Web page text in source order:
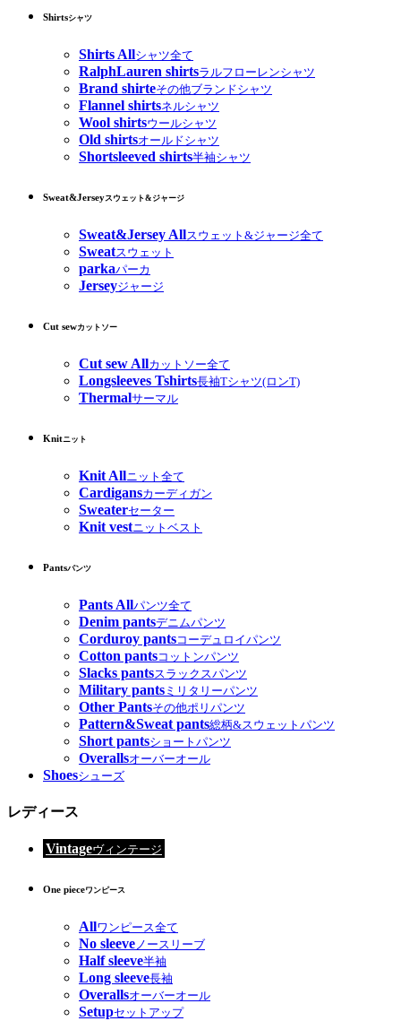
Shirtsシャツ
Shirts Allシャツ全て
RalphLauren shirtsラルフローレンシャツ
Brand shirteその他ブランドシャツ
Flannel shirtsネルシャツ
Wool shirtsウールシャツ
Old shirtsオールドシャツ
Shortsleeved shirts半袖シャツ
Sweat&Jerseyスウェット&ジャージ
Sweat&Jersey Allスウェット&ジャージ全て
Sweatスウェット
parkaパーカ
Jerseyジャージ
Cut sewカットソー
Cut sew Allカットソー全て
Longsleeves Tshirts長袖Tシャツ(ロンT)
Thermalサーマル
Knitニット
Knit Allニット全て
Cardigansカーディガン
Sweaterセーター
Knit vestニットベスト
Pantsパンツ
Pants Allパンツ全て
Denim pantsデニムパンツ
Corduroy pantsコーデュロイパンツ
Cotton pantsコットンパンツ
Slacks pantsスラックスパンツ
Military pants ミリタリーパンツ
Other Pantsその他ポリパンツ
Pattern&Sweat pants総柄&スウェットパンツ
Short pantsショートパンツ
Overallsオーバーオール
Shoesシューズ
レディース
Vintageヴィンテージ
One pieceワンピース
Allワンピース全て
No sleeveノースリーブ
Half sleeve半袖
Long sleeve長袖
Overallsオーバーオール
Setupセットアップ